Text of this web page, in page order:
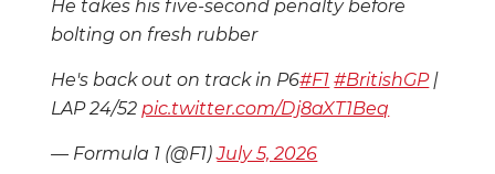
He takes his five-second penalty before
bolting on fresh rubber
He's back out on track in P6#F1 #BritishGP|
LAP 24/52pic.twitter.com/Dj8aXT1Beq
— Formula 1 (@F1)July 5, 2026